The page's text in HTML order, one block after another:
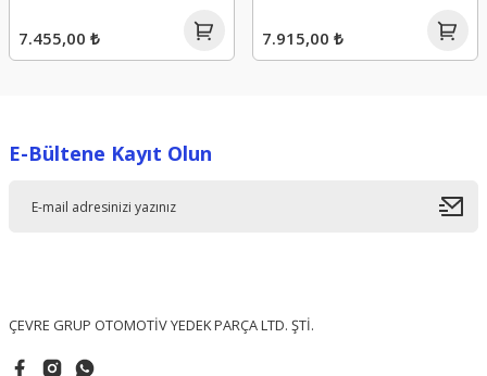
7.455,00 ₺ 7.915,00 ₺
E-Bültene Kayıt Olun
ÇEVRE GRUP OTOMOTİV YEDEK PARÇA LTD. ŞTİ.